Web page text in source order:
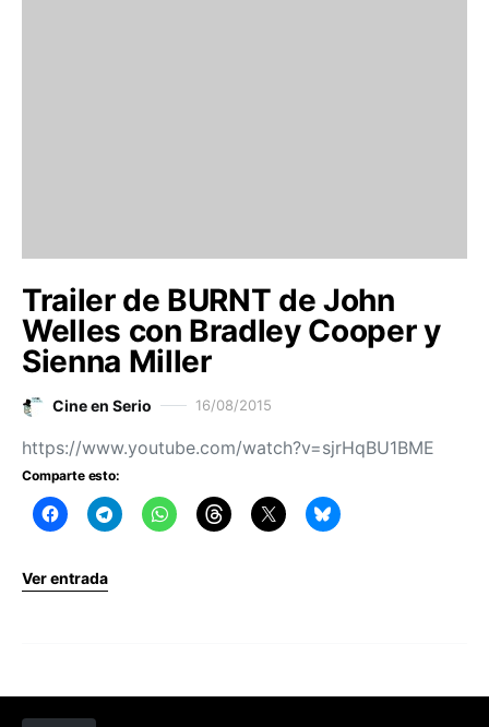
Trailer de BURNT de John
Welles con Bradley Cooper y
Sienna Miller
Cine en Serio 16/08/2015
https://www.youtube.com/watch?v=sjrHqBU1BME
Comparte esto:
Ver entrada